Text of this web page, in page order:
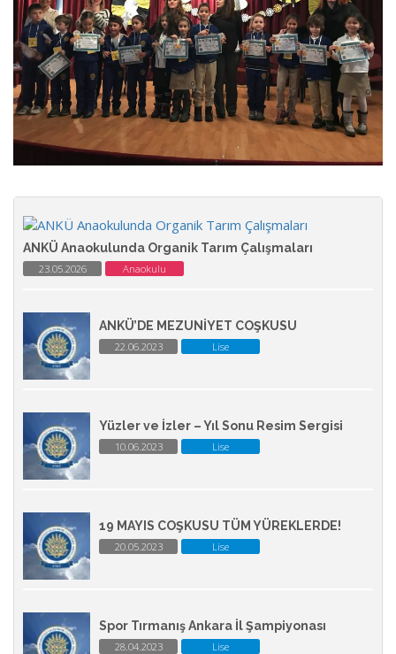
ANKÜ Anaokulunda Organik Tarım Çalışmaları
23.05.2026 Anaokulu
ANKÜ’DE MEZUNİYET COŞKUSU
22.06.2023 Lise
Yüzler ve İzler – Yıl Sonu Resim Sergisi
10.06.2023 Lise
19 MAYIS COŞKUSU TÜM YÜREKLERDE!
20.05.2023 Lise
Spor Tırmanış Ankara İl Şampiyonası
28.04.2023 Lise